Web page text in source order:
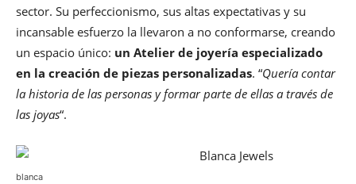
sector. Su perfeccionismo, sus altas expectativas y su
incansable esfuerzo la llevaron a no conformarse, creando
un espacio único: un Atelier de joyería especializado
en la creación de piezas personalizadas. “Quería contar
la historia de las personas y formar parte de ellas a través de
las joyas“.
blanca